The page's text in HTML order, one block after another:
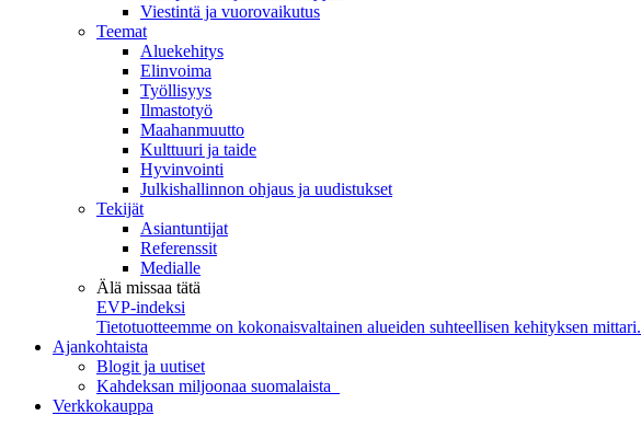
Viestintä ja vuorovaikutus
Teemat
Aluekehitys
Elinvoima
Työllisyys
Ilmastotyö
Maahanmuutto
Kulttuuri ja taide
Hyvinvointi
Julkishallinnon ohjaus ja uudistukset
Tekijät
Asiantuntijat
Referenssit
Medialle
Älä missaa tätä
EVP-indeksi
Tietotuotteemme on kokonaisvaltainen alueiden suhteellisen kehityksen mittari.
Ajankohtaista
Blogit ja uutiset
Kahdeksan miljoonaa suomalaista
Verkkokauppa